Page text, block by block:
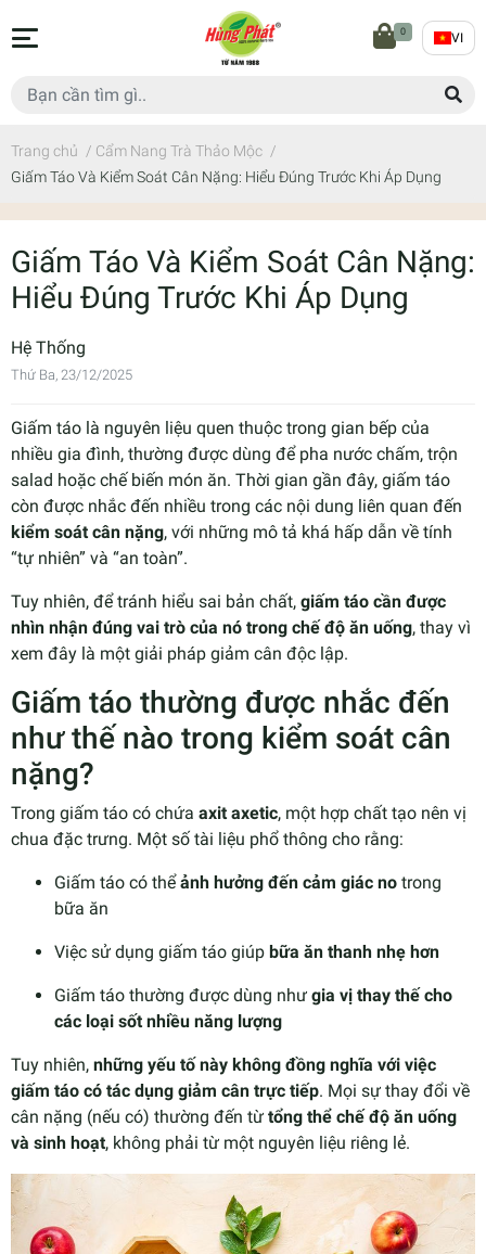
0 VI
Trang chủ / Cẩm Nang Trà Thảo Mộc /
Giấm Táo Và Kiểm Soát Cân Nặng: Hiểu Đúng Trước Khi Áp Dụng
Giấm Táo Và Kiểm Soát Cân Nặng:
Hiểu Đúng Trước Khi Áp Dụng
Hệ Thống
Thứ Ba, 23/12/2025
Giấm táo là nguyên liệu quen thuộc trong gian bếp của
nhiều gia đình, thường được dùng để pha nước chấm, trộn
salad hoặc chế biến món ăn. Thời gian gần đây, giấm táo
còn được nhắc đến nhiều trong các nội dung liên quan đến
kiểm soát cân nặng, với những mô tả khá hấp dẫn về tính
“tự nhiên” và “an toàn”.
Tuy nhiên, để tránh hiểu sai bản chất, giấm táo cần được
nhìn nhận đúng vai trò của nó trong chế độ ăn uống, thay vì
xem đây là một giải pháp giảm cân độc lập.
Giấm táo thường được nhắc đến
như thế nào trong kiểm soát cân
nặng?
Trong giấm táo có chứa axit axetic, một hợp chất tạo nên vị
chua đặc trưng. Một số tài liệu phổ thông cho rằng:
Giấm táo có thểảnh hưởng đến cảm giác no trong
bữa ăn
Việc sử dụng giấm táo giúp bữa ăn thanh nhẹ hơn
Giấm táo thường được dùng như gia vị thay thế cho
các loại sốt nhiều năng lượng
Tuy nhiên, những yếu tố này không đồng nghĩa với việc
giấm táo có tác dụng giảm cân trực tiếp. Mọi sự thay đổi về
cân nặng (nếu có) thường đến từ tổng thể chế độ ăn uống
và sinh hoạt, không phải từ một nguyên liệu riêng lẻ.